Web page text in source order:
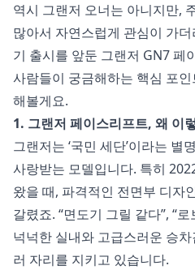
역시 그랜저 오너는 아니지만,
많아서 자연스럽게 관심이 가
기 출시를 앞둔 그랜저 GN7 페
사람들이 궁금해하는 핵심 포
해볼게요.
1. 그랜저 페이스리프트, 왜 이
그랜저는 ‘국민 세단’이라는 별
사랑받는 모델입니다. 특히
왔을 때, 파격적인 전면부 디자
갈렸죠. “면도기 그릴 같다”, “
넉넉한 실내와 고급스러운 승
러 자리를 지키고 있습니다.